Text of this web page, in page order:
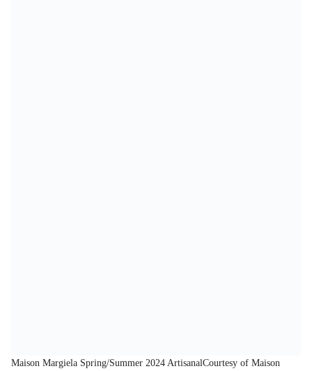
Maison Margiela Spring/Summer 2024 ArtisanalCourtesy of Maison